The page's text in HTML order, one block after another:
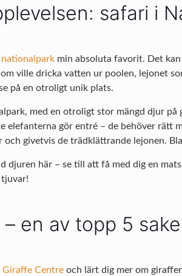
safari i
nationalpark min absoluta favorit. Det
ville dricka vatten ur poolen, lejonet
på en otroligt unik plats.
med en otroligt stor mängd djur
elefanterna gör entré – de behöver rätt
och givetvis de trädklättrande lejonen.
djuren här – se till att få med dig en
tjuvar!
en av topp 5
Giraffe Centre och lärt dig mer om